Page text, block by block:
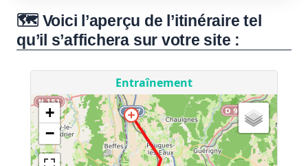
🗺️ Voici l’aperçu de l’itinéraire tel
qu’il s’affichera sur votre site :